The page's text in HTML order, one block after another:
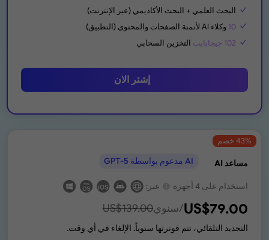
البحث العلمي + البحث الأكاديمي (عبر الإنترنت)
10 وكلاء AI لأتمتة الصفحات والمحتوى (التطبيق)
102 جيجابايت
التخزين السحابي
إشتر الان
مساعد AI AI مدعوم بواسطة GPT-5
43% خصم
استخدام على 4 أجهزة عبر:
US$79.00 /سنوي US$139.00
التجديد التلقائي، تتم فوترتها سنوياً. الإلغاء في أي وقت.